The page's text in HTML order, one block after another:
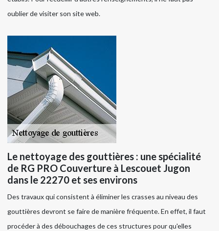
oublier de visiter son site web.
Le nettoyage des gouttières : une spécialité
de RG PRO Couverture à Lescouet Jugon
dans le 22270 et ses environs
Des travaux qui consistent à éliminer les crasses au niveau des
gouttières devront se faire de manière fréquente. En effet, il faut
procéder à des débouchages de ces structures pour qu'elles